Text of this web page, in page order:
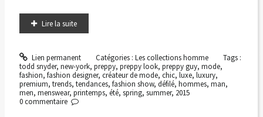
Lire la suite
Lien permanent Catégories : Les collections homme
Tags :
todd snyder, new-york, preppy, preppy look, preppy guy, mode,
fashion, fashion designer, créateur de mode, chic, luxe, luxury,
premium, trends, tendances, fashion show, défilé, hommes, man,
men, menswear, printemps, été, spring, summer, 2015
0 commentaire